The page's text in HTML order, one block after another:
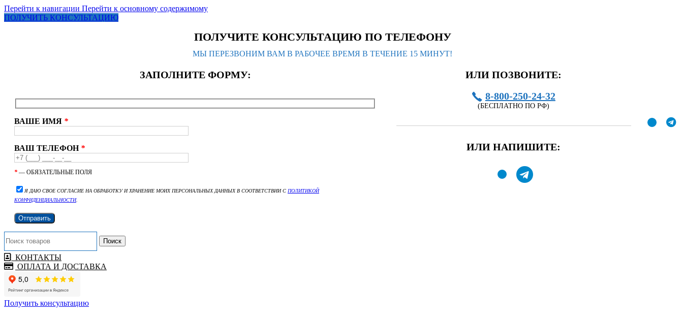
Перейти к навигации Перейти к основному содержимому
ПОЛУЧИТЬ КОНСУЛЬТАЦИЮ
ПОЛУЧИТЕ КОНСУЛЬТАЦИЮ ПО ТЕЛЕФОНУ
МЫ ПЕРЕЗВОНИМ ВАМ В РАБОЧЕЕ ВРЕМЯ В ТЕЧЕНИЕ 15 МИНУТ!
ЗАПОЛНИТЕ ФОРМУ:
ВАШЕ ИМЯ *
ВАШ ТЕЛЕФОН *
* — ОБЯЗАТЕЛЬНЫЕ ПОЛЯ
Я ДАЮ СВОЕ СОГЛАСИЕ НА ОБРАБОТКУ И ХРАНЕНИЕ МОИХ ПЕРСОНАЛЬНЫХ ДАННЫХ В СООТВЕТСТВИИ С ПОЛИТИКОЙ
КОНФИДЕНЦИАЛЬНОСТИ.
ИЛИ ПОЗВОНИТЕ:
8-800-250-24-32
(БЕСПЛАТНО ПО РФ)
ИЛИ НАПИШИТЕ:
Поиск
КОНТАКТЫ
ОПЛАТА И ДОСТАВКА
Получить консультацию